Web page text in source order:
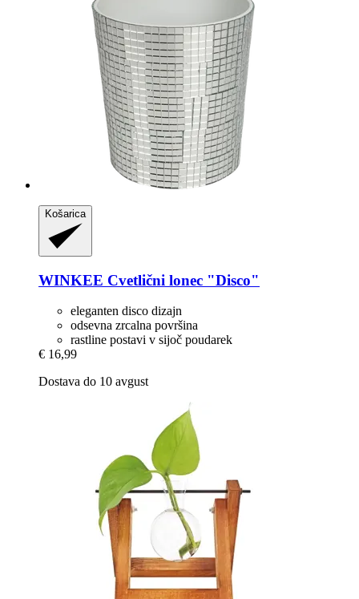
Košarica
WINKEE Cvetlični lonec "Disco"
eleganten disco dizajn
odsevna zrcalna površina
rastline postavi v sijoč poudarek
€ 16,99
Dostava do 10 avgust